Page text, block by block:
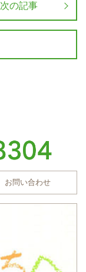
次の記事
お問い合わせ